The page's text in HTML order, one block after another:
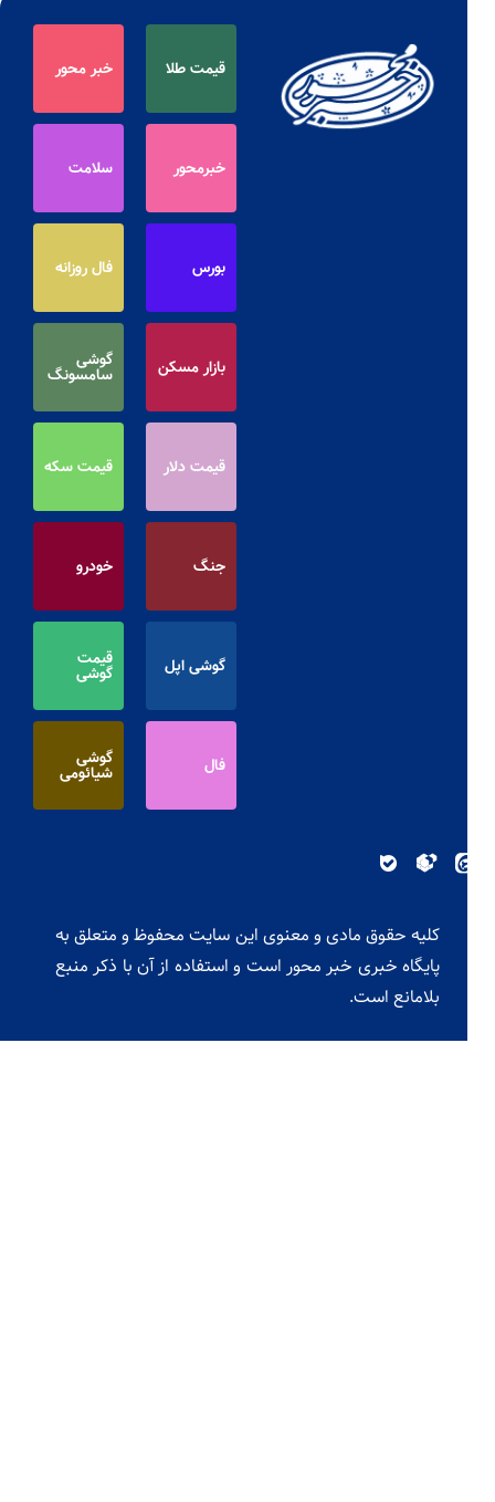
قیمت طلا خبر محور
خبرمحور سلامت
بورس فال روزانه
بازار مسکن گوشی
سامسونگ
قیمت دلار قیمت سکه
جنگ خودرو
گوشی اپل قیمت
گوشی
گوشی
شیائومی
کلیه حقوق مادی و معنوی این سایت محفوظ و متعلق به
پایگاه خبری خبر محور است و استفاده از آن با ذکر منبع
بلامانع است.